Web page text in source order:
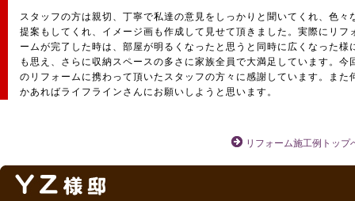
スタッフの方は親切、丁寧で私達の意見をしっかりと聞いてくれ、色々
提案もしてくれ、イメージ画も作成して見せて頂きました。実際にリフ
ームが完了した時は、部屋が明るくなったと思うと同時に広くなった様
も思え、さらに収納スペースの多さに家族全員で大満足しています。今
のリフォームに携わって頂いたスタッフの方々に感謝しています。また
かあればライフラインさんにお願いしようと思います。
リフォーム施工例トップ